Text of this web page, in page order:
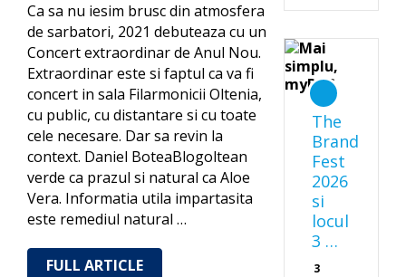
Ca sa nu iesim brusc din atmosfera
de sarbatori, 2021 debuteaza cu un
Concert extraordinar de Anul Nou.
Extraordinar este si faptul ca va fi
concert in sala Filarmonicii Oltenia,
cu public, cu distantare si cu toate
cele necesare. Dar sa revin la
context. Daniel BoteaBlogoltean
verde ca prazul si natural ca Aloe
Vera. Informatia utila impartasita
este remediul natural …
FULL ARTICLE
The
Brand
Fest
2026
si
locul
3 …
3